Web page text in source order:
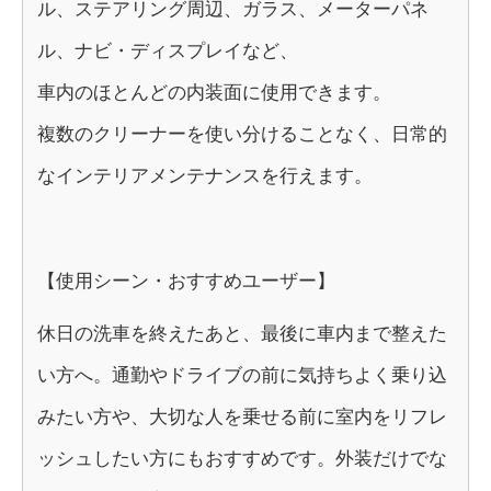
ル、ステアリング周辺、ガラス、メーターパネ
ル、ナビ・ディスプレイなど、
車内のほとんどの内装面に使用できます。
複数のクリーナーを使い分けることなく、日常的
なインテリアメンテナンスを行えます。
【使用シーン・おすすめユーザー】
休日の洗車を終えたあと、最後に車内まで整えた
い方へ。通勤やドライブの前に気持ちよく乗り込
みたい方や、大切な人を乗せる前に室内をリフレ
ッシュしたい方にもおすすめです。外装だけでな